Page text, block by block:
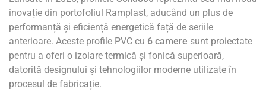
inovație din portofoliul Ramplast, aducând un plus de
performanță și eficiență energetică față de seriile
anterioare. Aceste profile PVC cu 6 camere sunt proiectate
pentru a oferi o izolare termică și fonică superioară,
datorită designului și tehnologiilor moderne utilizate în
procesul de fabricație.